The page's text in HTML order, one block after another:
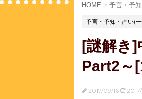
HOME > 予言・予
予言・予知・占い(
[謎解き
Part2～
2017/09/16